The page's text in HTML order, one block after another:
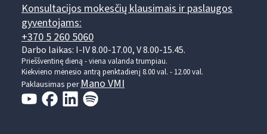
Konsultacijos mokesčių klausimais ir paslaugos
gyventojams:
+370 5 260 5060
Darbo laikas: I-IV 8.00-17.00, V 8.00-15.45.
Prieššventinę dieną - viena valanda trumpiau.
Kiekvieno mėnesio antrą penktadienį 8.00 val. - 12.00 val.
Paklausimas per Mano VMI